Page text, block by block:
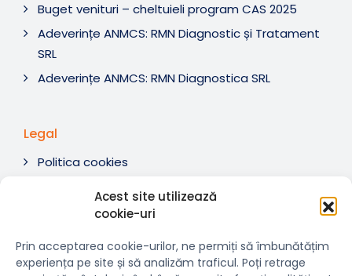
Acest site utilizează
cookie-uri
Prin acceptarea cookie-urilor, ne permiți să îmbunătățim
experiența pe site și să analizăm traficul. Poți retrage
Buget venituri – cheltuieli program CAS 2025
Adeverințe ANMCS: RMN Diagnostic și Tratament
SRL
Adeverințe ANMCS: RMN Diagnostica SRL
Legal
Politica cookies
Soluționare litigii